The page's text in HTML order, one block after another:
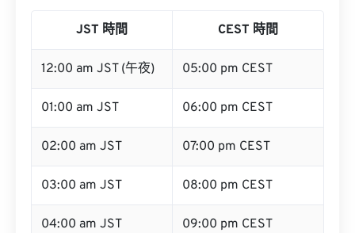
JST 時間 CEST 時間
12:00 am JST (午夜) 05:00 pm CEST
01:00 am JST 06:00 pm CEST
02:00 am JST 07:00 pm CEST
03:00 am JST 08:00 pm CEST
04:00 am JST 09:00 pm CEST